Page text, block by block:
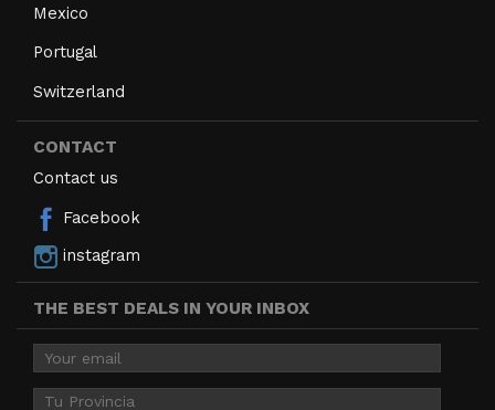
Mexico
Portugal
Switzerland
CONTACT
Contact us
Facebook
instagram
THE BEST DEALS IN YOUR INBOX